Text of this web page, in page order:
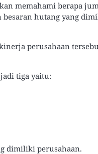
memahami berapa
besaran hutang yang
perusahaan
tiga yaitu:
dimiliki perusahaan.